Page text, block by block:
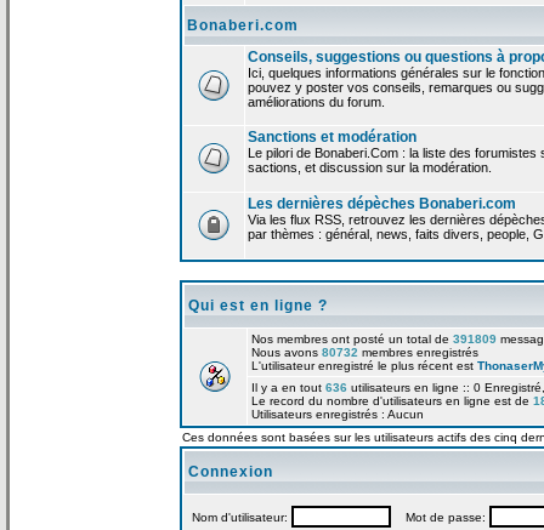
Bonaberi.com
Conseils, suggestions ou questions à
Ici, quelques informations générales sur le
pouvez y poster vos conseils, remarques ou
améliorations du forum.
Sanctions et modération
Le pilori de Bonaberi.Com : la liste des
sactions, et discussion sur la modération.
Les dernières dépèches Bonaberi.com
Via les flux RSS, retrouvez les dernières
par thèmes : général, news, faits divers, people,
Qui est en ligne ?
Nos membres ont posté un total de 391809
Nous avons 80732 membres enregistrés
L'utilisateur enregistré le plus récent est
Il y a en tout 636 utilisateurs en ligne :: 0
Le record du nombre d'utilisateurs en ligne est de
Utilisateurs enregistrés : Aucun
Ces données sont basées sur les utilisateurs actifs des cinq
Connexion
Nom d'utilisateur: Mot de passe: